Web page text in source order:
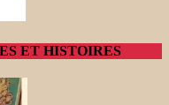
ET HISTOIRES